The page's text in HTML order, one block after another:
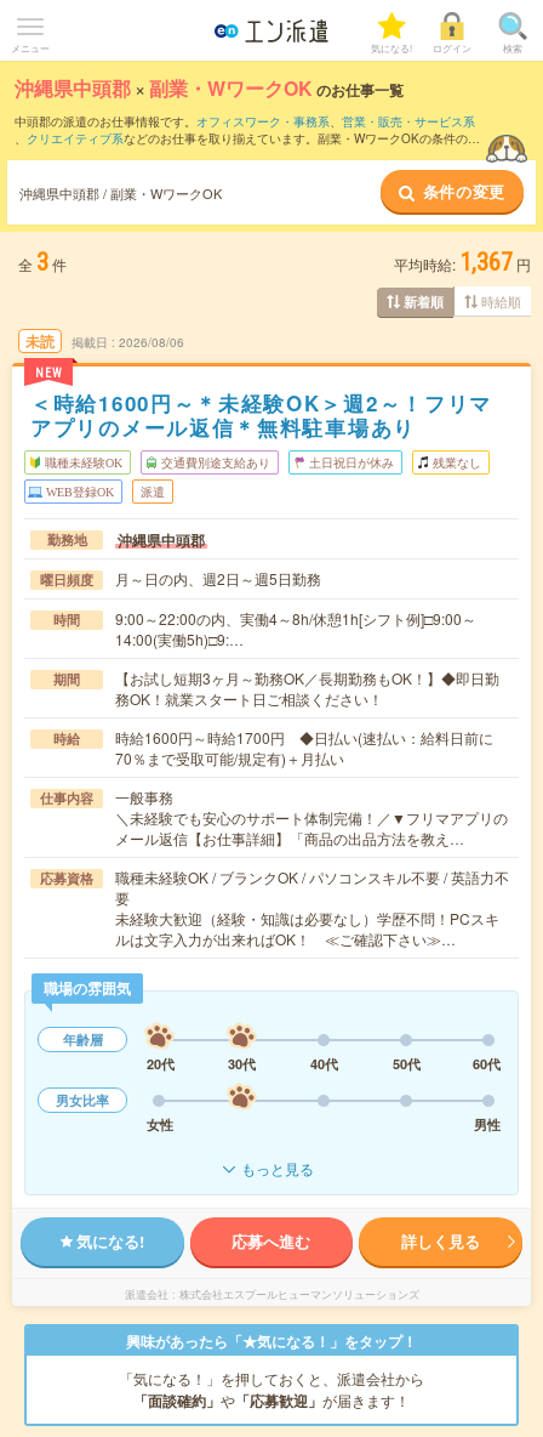
メニュー 気になる! ログイン 検索
沖縄県中頭郡 ×副業・WワークOK のお仕事一覧
中頭郡の派遣のお仕事情報です。 オフィスワーク・事務系、 営業・販売・サービス系
、 クリエイティブ系などのお仕事を取り揃えています。副業・WワークOKの条件の他
沖縄県中頭郡 / 副業・WワークOK 条件の変更
全 3件 平均時給: 1,367 円
新着順 時給順
未読
NEW
掲載日 2026/08/06
＜時給1600円～＊未経験OK＞週2～！フリマ
アプリのメール返信＊無料駐車場あり
職種未経験OK 交通費別途支給あり 土日祝日が休み 残業なし
WEB登録OK 派遣
勤務地 沖縄県中頭郡
曜日頻度 月～日の内、週2日～週5日勤務
時間
9:00～22:00の内、実働4～8h/休憩1h[シフト例]□9:00～
14:00(実働5h)□9:…
期間
【お試し短期3ヶ月～勤務OK／長期勤務もOK！】◆即日勤
務OK！就業スタート日ご相談ください！
時給
時給1600円～時給1700円 ◆日払い(速払い：給料日前に
70％まで受取可能/規定有)＋月払い
仕事内容
一般事務
＼未経験でも安心のサポート体制完備！／▼フリマアプリの
メール返信【お仕事詳細】「商品の出品方法を教え…
応募資格
職種未経験OK / ブランクOK / パソコンスキル不要 / 英語力不
要
未経験大歓迎（経験・知識は必要なし）学歴不問！PCスキ
ルは文字入力が出来ればOK！ ≪ご確認下さい≫…
職場の雰囲気
年齢層
20代
30代 40代 50代
60代
男女比率
女性
男性
もっと見る
気になる! 応募へ進む 詳しく見る
派遣会社 株式会社エスプールヒューマンソリューションズ
興味があったら「★気になる！」をタップ！
「気になる！」を押しておくと、派遣会社から
「面談確約」 や 「応募歓迎」 が届きます！